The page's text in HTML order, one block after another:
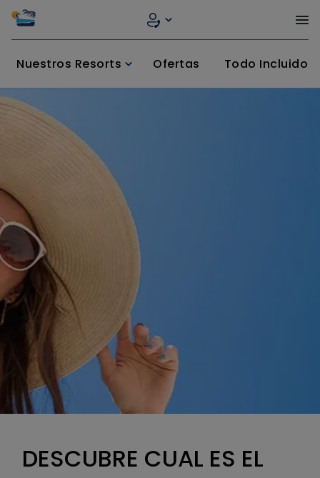
Nuestros Resorts Ofertas Todo Incluido
DESCUBRE CUAL ES EL